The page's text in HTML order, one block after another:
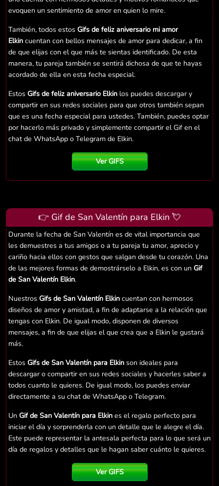
evoquen un sentimiento de amor en quien lo mire.
También, todos estos Gifs de feliz aniversario mi amor
Elkin cuentan con bellos mensajes de amor para dedicar, a fin
de que elijas con el que más te sientas identificado. De esta
manera, tu pareja también se sentirá dichosa de que te hayas
acordado de ella en esta fecha especial.
Estos Gifs de feliz aniversario Elkin los puedes descargar y
compartir en sus redes sociales para que otros también sepan
que es una fecha especial para ustedes. También, puedes optar
por hacerlo más privado y simplemente compartir el Gif en el
chat de WhatsApp o Telegram de Elkin.
Ver GIFS
👉 Gif de San Valentín para Elkin 💘
Durante la fecha de San Valentín es de vital importancia que
les demuestres a tus amigos o a tu pareja tu amor, aprecio y
cariño hacia ellos con gestos que salgan desde tu corazón. Una
de las mejores formas de demostrárselo a Elkin, es con un Gif
de San Valentín Elkin.
Nuestros Gifs de San Valentín Elkin cuentan con hermosos
diseños de amor y amistad, a fin de adaptarse a la relación que
tengas con Elkin. De igual modo, disponen de diversos
mensajes, a fin de que elijas el que crea que a Elkin le gustará
más.
Estos Gifs de San Valentín para Elkin son ideales para
descargar o compartir en sus redes sociales y hacerles saber a
todos cuanto le quieres. De igual modo, los puedes enviar
directamente a su chat de WhatsApp o Telegram.
Un Gif de San Valentín para Elkin es el regalo perfecto para
iniciar el día y sorprenderla con un detalle que le alegre el día.
Este puede representar la antesala perfecta para lo que será un
día de regalos y detalles que le hagan saber cuánto le quieres.
Ver GIFS